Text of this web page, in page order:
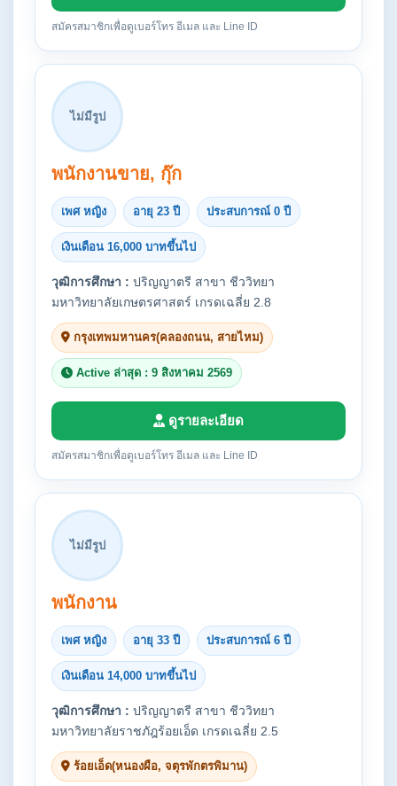
สมัครสมาชิกเพื่อดูเบอร์โทร อีเมล และ Line ID
ไม่มีรูป
พนักงานขาย, กุ๊ก
เพศ หญิง อายุ 23 ปี ประสบการณ์ 0 ปี
เงินเดือน 16,000 บาทขึ้นไป
วุฒิการศึกษา : ปริญญาตรี สาขา ชีววิทยา
มหาวิทยาลัยเกษตรศาสตร์ เกรดเฉลี่ย 2.8
กรุงเทพมหานคร(คลองถนน, สายไหม)
Active ล่าสุด : 9 สิงหาคม 2569
ดูรายละเอียด
สมัครสมาชิกเพื่อดูเบอร์โทร อีเมล และ Line ID
ไม่มีรูป
พนักงาน
เพศ หญิง อายุ 33 ปี ประสบการณ์ 6 ปี
เงินเดือน 14,000 บาทขึ้นไป
วุฒิการศึกษา : ปริญญาตรี สาขา ชีววิทยา
มหาวิทยาลัยราชภัฎร้อยเอ็ด เกรดเฉลี่ย 2.5
ร้อยเอ็ด(หนองผือ, จตุรพักตรพิมาน)